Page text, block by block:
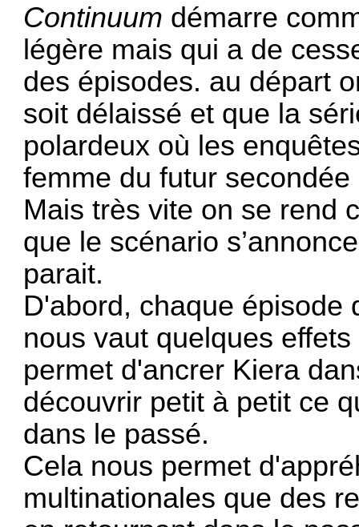
Continuum démarre
légère mais qui a de
des épisodes. au départ
soit délaissé et que la
polardeux où les
femme du futur
Mais très vite on se rend
que le scénario
parait.
D'abord, chaque épisode
nous vaut quelques
permet d'ancrer Kiera
découvrir petit à petit ce
dans le passé.
Cela nous permet
multinationales que des